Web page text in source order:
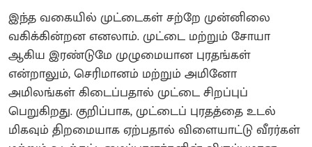
இந்த வகையில் முட்டைகள் சற்றே முன்னிலை
வகிக்கின்றன எனலாம். முட்டை மற்றும் சோயா
ஆகிய இரண்டுமே முழுமையான புரதங்கள்
என்றாலும், செரிமானம் மற்றும் அமினோ
அமிலங்கள் கிடைப்பதால் முட்டை சிறப்புப்
பெறுகிறது. குறிப்பாக, முட்டைப் புரதத்தை உடல்
மிகவும் திறமையாக ஏற்பதால் விளையாட்டு வீரர்கள்